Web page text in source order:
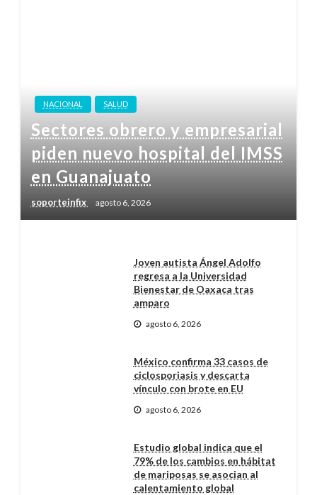
NACIONAL SALUD
Sectores obrero y empresarial
piden nuevo hospital del IMSS
en Guanajuato
soporteinfix agosto 6, 2026
Joven autista Ángel Adolfo
regresa a la Universidad
Bienestar de Oaxaca tras
amparo
agosto 6, 2026
México confirma 33 casos de
ciclosporiasis y descarta
vínculo con brote en EU
agosto 6, 2026
Estudio global indica que el
79% de los cambios en hábitat
de mariposas se asocian al
calentamiento global